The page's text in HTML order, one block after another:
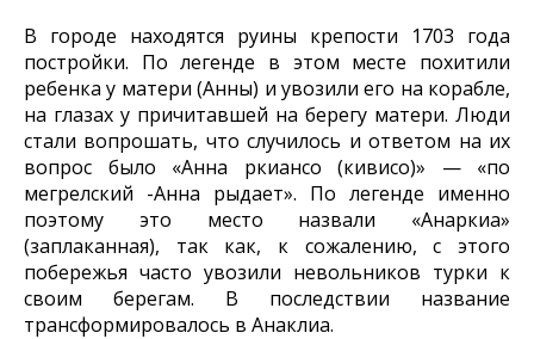
В городе находятся руины крепости 1703 года
постройки. По легенде в этом месте похитили
ребенка у матери (Анны) и увозили его на корабле,
на глазах у причитавшей на берегу матери. Люди
стали вопрошать, что случилось и ответом на их
вопрос было «Анна ркиансо (кивисо)» — «по
мегрелский -Анна рыдает». По легенде именно
поэтому это место назвали «Анаркиа»
(заплаканная), так как, к сожалению, с этого
побережья часто увозили невольников турки к
своим берегам. В последствии название
трансформировалось в Анаклиа.